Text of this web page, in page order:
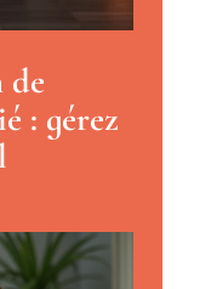
de
: gérez